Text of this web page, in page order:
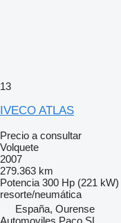
13
IVECO ATLAS
Precio a consultar
Volquete
2007
279.363 km
Potencia 300 Hp (221 kW)
resorte/neumática
España, Ourense